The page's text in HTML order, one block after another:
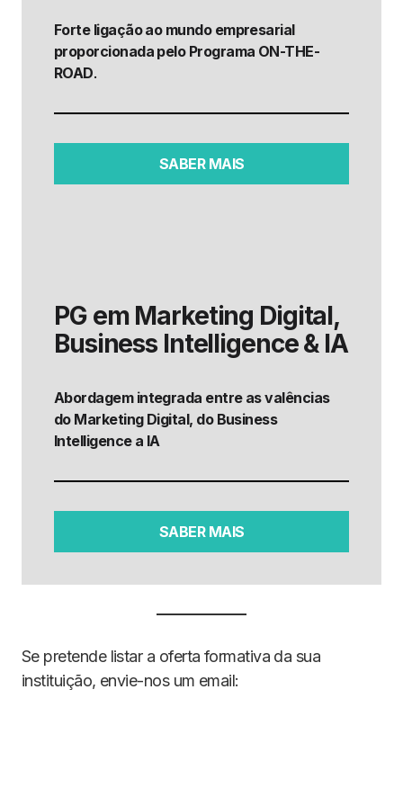
Forte ligação ao mundo empresarial
proporcionada pelo Programa ON-THE-
ROAD.
SABER MAIS
PG em Marketing Digital,
Business Intelligence & IA
Abordagem integrada entre as valências
do Marketing Digital, do Business
Intelligence a IA
SABER MAIS
Se pretende listar a oferta formativa da sua
instituição, envie-nos um email: